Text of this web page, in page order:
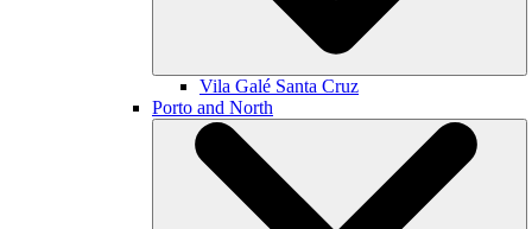
Vila Galé Santa Cruz
Porto and North